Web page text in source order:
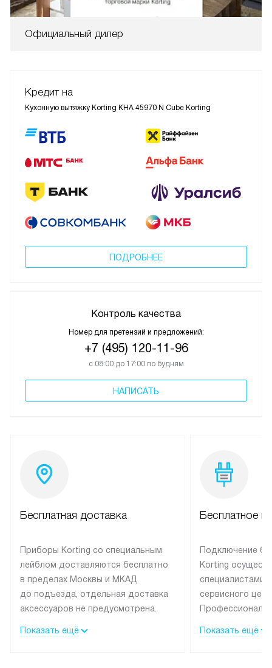
Официальный дилер
Кредит на
Кухонную вытяжку Korting KHA 45970 N Cube Korting
ПОДРОБНЕЕ
Контроль качества
Номер для претензий и предложений:
+7 (495) 120-11-96
с 08:00 до 17:00 по будням
НАПИСАТЬ
Бесплатная доставка
Приборы Korting со специальным
лейблом доставляются бесплатно
в пределах Москвы и МКАД
до подъезда, отдельная доставка
аксессуаров не предусмотрена.
дополнительно. При заказе
Показать ещё
Бесплатное
Подключение
Korting
специалистами
сервисного
эксплуатации
Показать ещё